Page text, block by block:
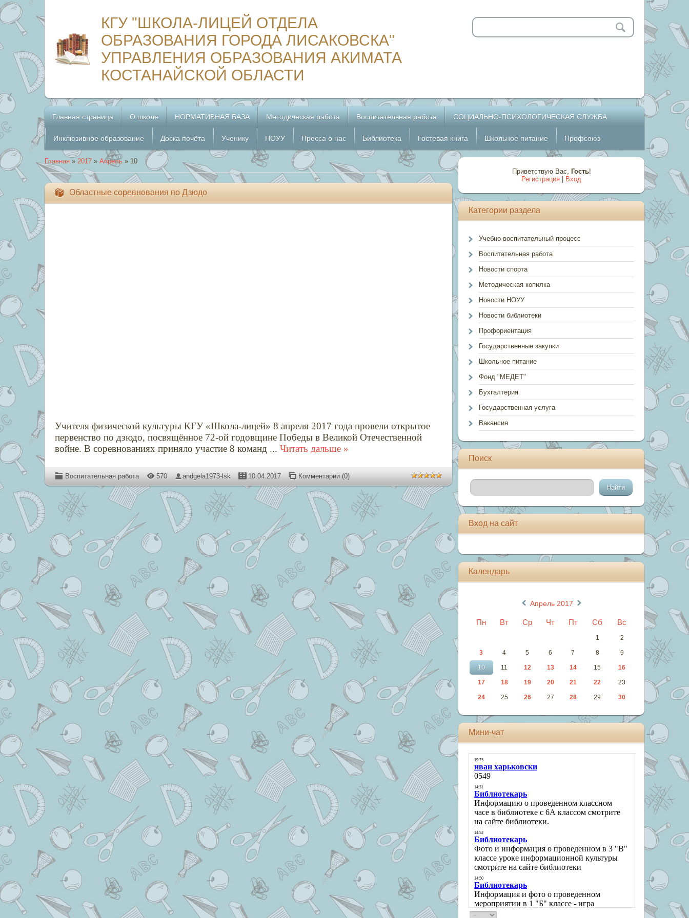
КГУ "ШКОЛА-ЛИЦЕЙ ОТДЕЛА
ОБРАЗОВАНИЯ ГОРОДА ЛИСАКОВСКА"
УПРАВЛЕНИЯ ОБРАЗОВАНИЯ АКИМАТА
КОСТАНАЙСКОЙ ОБЛАСТИ
Главная страница О школе НОРМАТИВНАЯ БАЗА Методическая работа Воспитательная работа СОЦИАЛЬНО-ПСИХОЛОГИЧЕСКАЯ СЛУЖБА
Инклюзивное образование Доска почёта Ученику НОУУ Пресса о нас Библиотека Гостевая книга Школьное питание Профсоюз
Главная » 2017 » Апрель » 10
Областные соревнования по Дзюдо
Учителя физической культуры КГУ «Школа-лицей» 8 апреля 2017 года провели открытое
первенство по дзюдо, посвящённое 72-ой годовщине Победы в Великой Отечественной
войне. В соревнованиях приняло участие 8 команд ... Читать дальше »
Воспитательная работа 570 andgela1973-lsk 10.04.2017 Комментарии (0)
Приветствую Вас, Гость!
Регистрация
Вход
Категории раздела
Учебно-воспитательный процесс
Воспитательная работа
Новости спорта
Методическая копилка
Новости НОУУ
Новости библиотеки
Профориентация
Государственные закупки
Школьное питание
Фонд "МЕДЕТ"
Бухгалтерия
Государственная услуга
Вакансия
Поиск
Вход на сайт
Календарь
« Апрель 2017 »
Пн Вт Ср Чт Пт Сб Вс
1 2
3 4 5 6 7 8 9
10 11 12 13 14 15 16
17 18 19 20 21 22 23
24 25 26 27 28 29 30
Мини-чат